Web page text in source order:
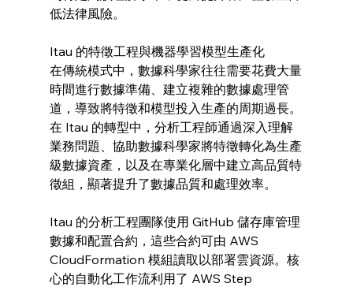
低法律風險。
Itau 的特徵工程與機器學習模型生產化
在傳統模式中，數據科學家往往需要花費大量
時間進行數據準備、建立複雜的數據處理管
道，導致將特徵和模型投入生產的周期過長。
在 Itau 的轉型中，分析工程師通過深入理解
業務問題、協助數據科學家將特徵轉化為生產
級數據資產，以及在專業化層中建立高品質特
徵組，顯著提升了數據品質和處理效率。
Itau 的分析工程團隊使用 GitHub 儲存庫管理
數據和配置合約，這些合約可由 AWS
CloudFormation 模組讀取以部署雲資源。核
心的自動化工作流利用了 AWS Step